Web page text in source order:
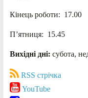
Кінець роботи: 17.00
П’ятниця: 15.45
Вихідні дні: субота,
RSS стрічка
YouTube